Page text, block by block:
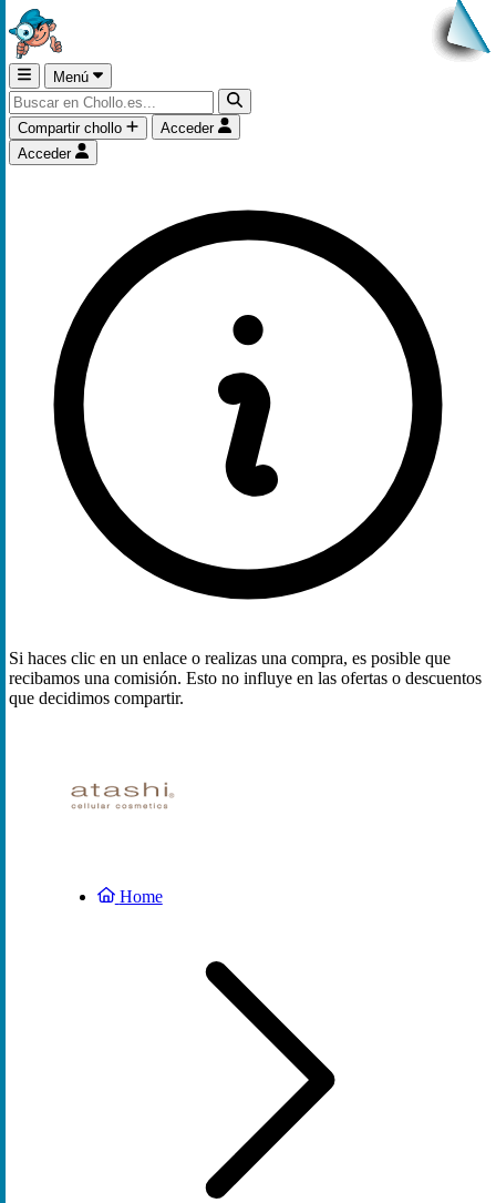
Menú
Compartir chollo
Acceder
Acceder
Si haces clic en un enlace o realizas una compra, es posible que
recibamos una comisión. Esto no influye en las ofertas o descuentos
que decidimos compartir.
Home